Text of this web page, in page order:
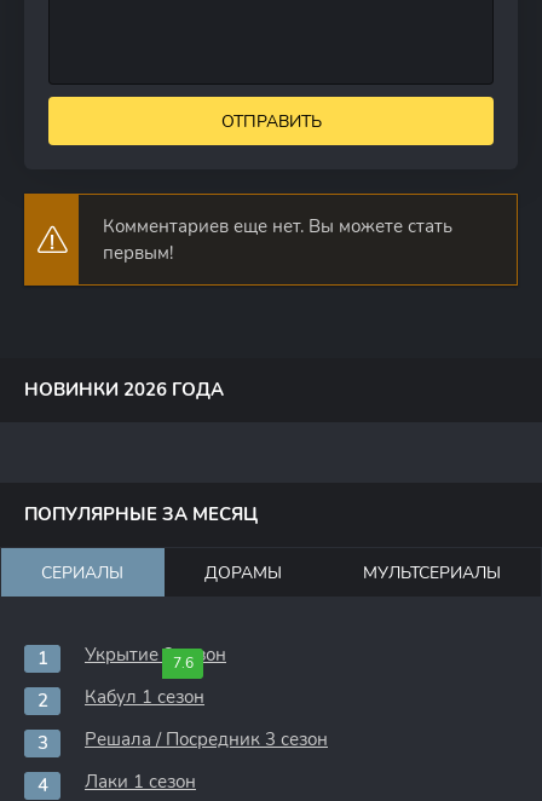
ОТПРАВИТЬ
Комментариев еще нет. Вы можете стать
первым!
НОВИНКИ 2026 ГОДА
ПОПУЛЯРНЫЕ ЗА МЕСЯЦ
СЕРИАЛЫ ДОРАМЫ МУЛЬТСЕРИАЛЫ
7.6
Укрытие 3 сезон
Кабул 1 сезон
Решала / Посредник 3 сезон
Лаки 1 сезон